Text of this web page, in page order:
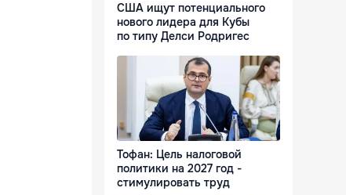
США ищут потенциального
нового лидера для Кубы
по типу Делси Родригес
Тофан: Цель налоговой
политики на 2027 год -
стимулировать труд